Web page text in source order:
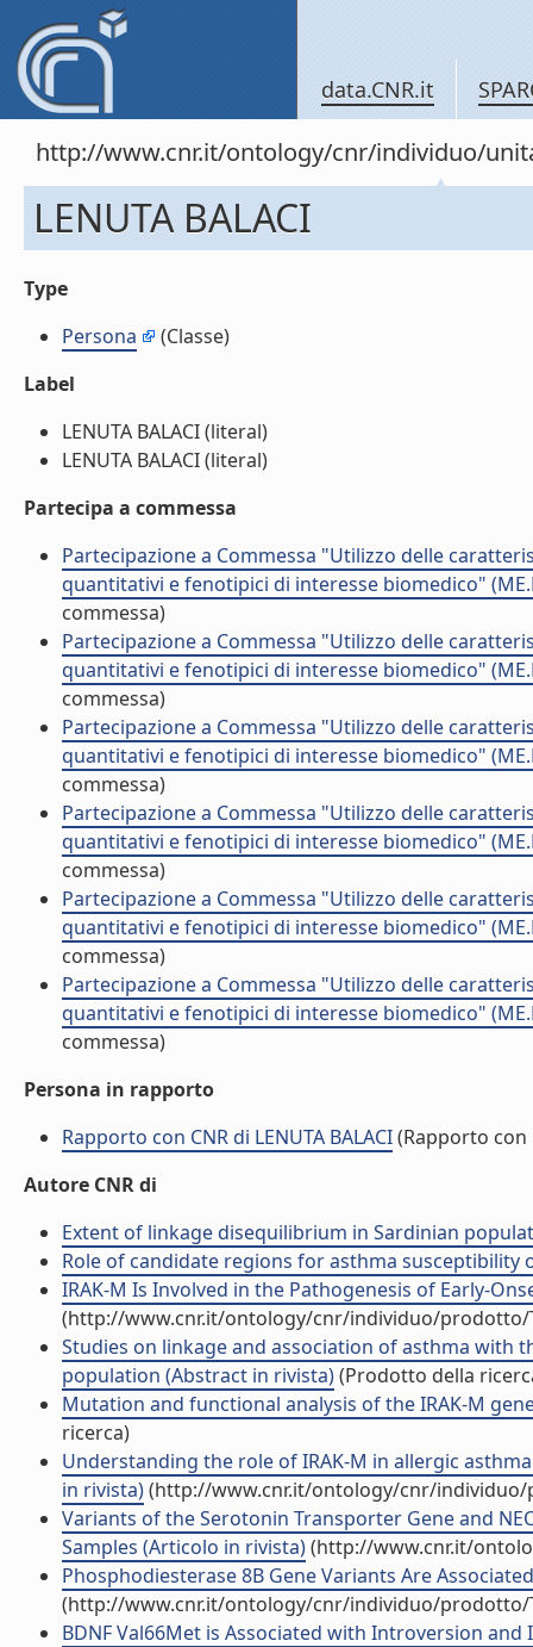
data.CNR.it
http://www.cnr.it/ontology/cnr/individuo/
LENUTA BALACI
Type
Persona
(Classe)
Label
LENUTA BALACI (literal)
LENUTA BALACI (literal)
Partecipa a commessa
Partecipazione a Commessa "Utilizzo delle
quantitativi e fenotipici di interesse biomedico"
commessa)
Partecipazione a Commessa "Utilizzo delle
quantitativi e fenotipici di interesse biomedico"
commessa)
Partecipazione a Commessa "Utilizzo delle
quantitativi e fenotipici di interesse biomedico"
commessa)
Partecipazione a Commessa "Utilizzo delle
quantitativi e fenotipici di interesse biomedico"
commessa)
Partecipazione a Commessa "Utilizzo delle
quantitativi e fenotipici di interesse biomedico"
commessa)
Partecipazione a Commessa "Utilizzo delle
quantitativi e fenotipici di interesse biomedico"
commessa)
Persona in rapporto
Rapporto con CNR di LENUTA BALACI(Rapporto con
Autore CNR di
Extent of linkage disequilibrium in Sardinian
Role of candidate regions for asthma
IRAK-M Is Involved in the Pathogenesis of Early-
(http://www.cnr.it/ontology/cnr/individuo/prodotto/
Studies on linkage and association of asthma with
population (Abstract in rivista)(Prodotto della
Mutation and functional analysis of the IRAK-M
ricerca)
Understanding the role of IRAK-M in allergic
in rivista)(http://www.cnr.it/ontology/cnr/individuo/
Variants of the Serotonin Transporter Gene and
Samples (Articolo in rivista)(http://www.cnr.it/
Phosphodiesterase 8B Gene Variants Are
(http://www.cnr.it/ontology/cnr/individuo/prodotto/
BDNF Val66Met is Associated with Introversion